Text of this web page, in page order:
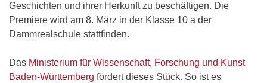
Geschichten und ihrer Herkunft zu beschäftigen. Die
Premiere wird am 8. März in der Klasse 10 a der
Dammrealschule stattfinden.
Das Ministerium für Wissenschaft, Forschung und Kunst
Baden-Württemberg fördert dieses Stück. So ist es